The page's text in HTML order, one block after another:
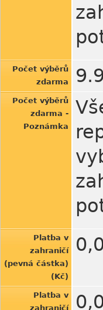
Počet výběrů
zdarma
Počet výběrů
zdarma -
Poznámka
Platba v
zahraničí
(pevná částka)
(Kč)
Platba v
zahraničí